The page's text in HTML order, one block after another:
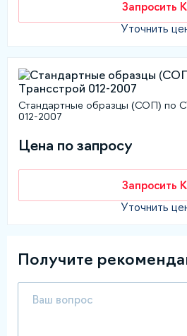
Запросить
Уточнить
Стандартные образцы (СОП) по
012-2007
Цена по запросу
Запросить
Уточнить
Получите